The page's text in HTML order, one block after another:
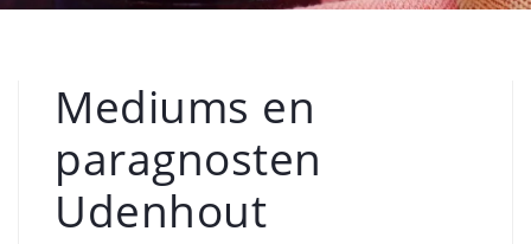
Mediums en
paragnosten
Udenhout